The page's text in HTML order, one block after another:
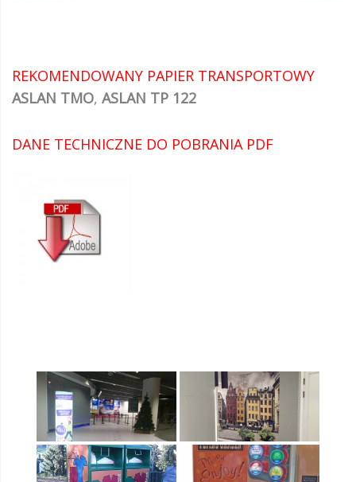
REKOMENDOWANY PAPIER TRANSPORTOWY
ASLAN TMO, ASLAN TP 122
DANE TECHNICZNE DO POBRANIA PDF